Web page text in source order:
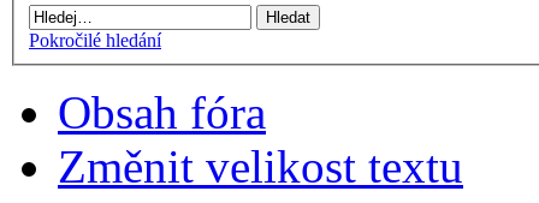
Pokročilé hledání
Obsah fóra
Změnit velikost textu